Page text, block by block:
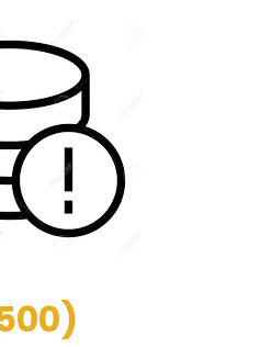
)